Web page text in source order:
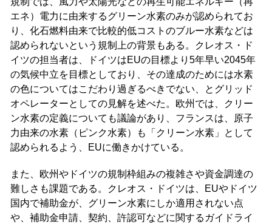
エネ）電力に由来するグリーン水素のみが認められてお
り、化石燃料由来で比較的低コストのブルー水素などは
認められないという規制上の背景もある。クレオス・ド
イツの担当者は、ドイツはEUの目標より5年早い2045年
の気候中立を目標としており、その達成のためには水素
の色についてはこだわり過ぎるべきでない、とグリッド
オペレーターとしての見解を述べた。欧州では、クリー
ン水素の定義についても議論があり、フランスは、原子
力由来の水素（ピンク水素）も「クリーン水素」として
認められるよう、EUに働きかけている。
また、欧州やドイツの規制枠組みの複雑さや資金調達の
難しさも課題である。クレオス・ドイツは、EUやドイツ
国内で補助金が、グリーン水素にしか適用されない点
や、補助金申請、契約、許認可などに関するガイドライ